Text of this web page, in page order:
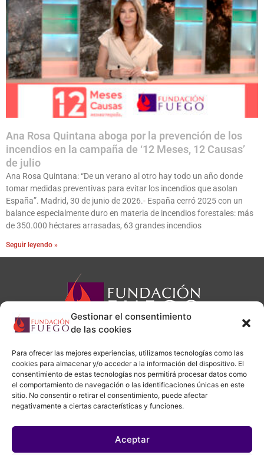
Gestionar el consentimiento
de las cookies
Para ofrecer las mejores experiencias, utilizamos tecnologías como las
cookies para almacenar y/o acceder a la información del dispositivo. El
consentimiento de estas tecnologías nos permitirá procesar datos como
el comportamiento de navegación o las identificaciones únicas en este
sitio. No consentir o retirar el consentimiento, puede afectar
negativamente a ciertas características y funciones.
Aceptar
Ana Rosa Quintana aboga por la prevención de los
incendios en la campaña de ‘12 Meses, 12 Causas’
de julio
Ana Rosa Quintana: “De un verano al otro hay todo un año donde
tomar medidas preventivas para evitar los incendios que asolan
España”. Madrid, 30 de junio de 2026.- España cerró 2025 con un
balance especialmente duro en materia de incendios forestales: más
de 350.000 héctares arrasadas, 63 grandes incendios
Seguir leyendo »
administracion@fundacionfuego.org
Aviso legal |Política de privacidad|Política de cookies